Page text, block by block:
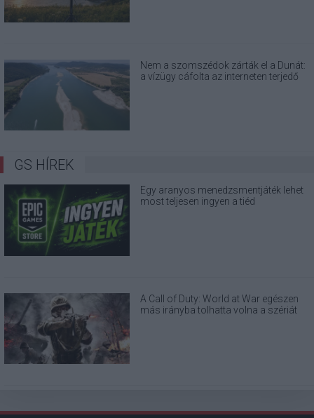
Nem a szomszédok zárták el a Dunát:
a vízügy cáfolta az interneten terjedő
GS HÍREK
Egy aranyos menedzsmentjáték lehet
most teljesen ingyen a tiéd
A Call of Duty: World at War egészen
más irányba tolhatta volna a szériát